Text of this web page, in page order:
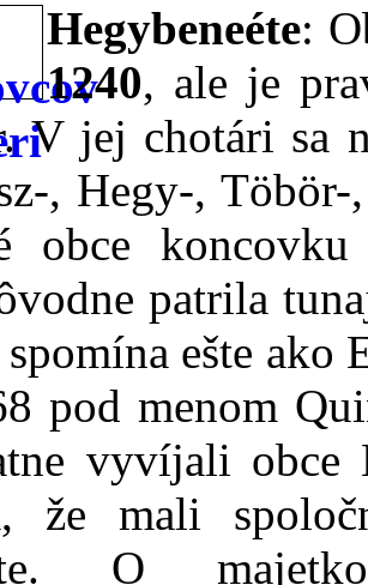
Hegybeneéte:
1240, ale je
V jej chotári sa
, Hegy-,
obce
patrila
spomína ešte ako
pod menom
vyvíjali obce
že mali
O